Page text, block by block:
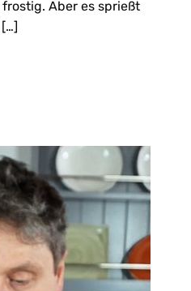
Aber es sprießt